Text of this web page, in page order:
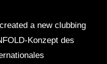
a new clubbing
Konzept des